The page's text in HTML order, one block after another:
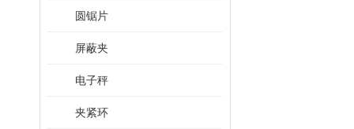
圆锯片
屏蔽夹
电子秤
夹紧环